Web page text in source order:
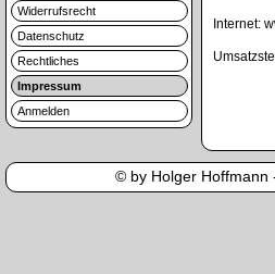
Widerrufsrecht
Datenschutz
Rechtliches
Impressum
Anmelden
Internet:
© by Holger Hoffmann